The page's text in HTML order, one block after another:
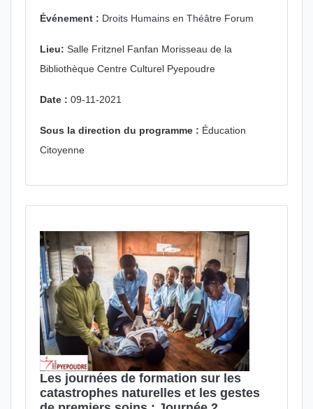
Événement : Droits Humains en Théâtre Forum
Lieu: Salle Fritznel Fanfan Morisseau de la
Bibliothèque Centre Culturel Pyepoudre
Date : 09-11-2021
Sous la direction du programme : Éducation
Citoyenne
Les journées de formation sur les
catastrophes naturelles et les gestes